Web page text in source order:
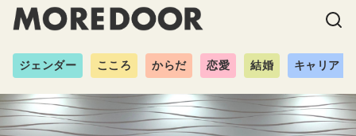
ジェンダー こころ からだ 恋愛 結婚 キャリア